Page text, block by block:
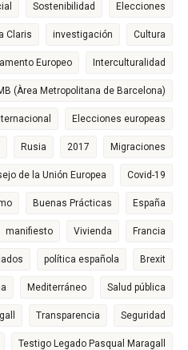
Sostenibilidad Elecciones
Claris investigación Cultura
Europeo Interculturalidad
(Àrea Metropolitana de Barcelona)
Elecciones europeas
Rusia 2017 Migraciones
de la Unión Europea Covid-19
Buenas Prácticas España
manifiesto Vivienda Francia
política española Brexit
Mediterráneo Salud pública
Transparencia Seguridad
Testigo Legado Pasqual Maragall